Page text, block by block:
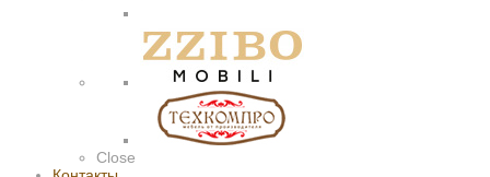
Close